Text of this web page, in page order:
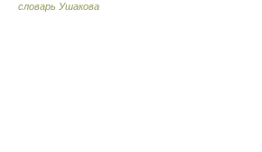
словарь Ушакова